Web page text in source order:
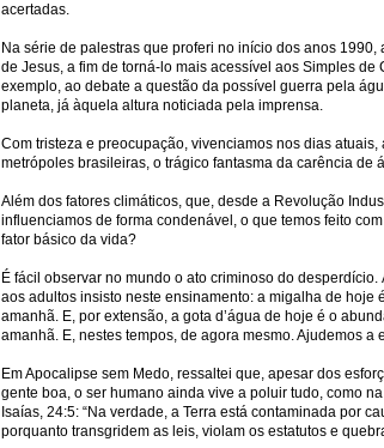
acertadas.
Na série de palestras que proferi no início dos anos 1990,
de Jesus, a fim de torná-lo mais acessível aos Simples de
exemplo, ao debate a questão da possível guerra pela
planeta, já àquela altura noticiada pela imprensa.
Com tristeza e preocupação, vivenciamos nos dias atuais,
metrópoles brasileiras, o trágico fantasma da carência de
Além dos fatores climáticos, que, desde a Revolução
influenciamos de forma condenável, o que temos feito
fator básico da vida?
É fácil observar no mundo o ato criminoso do desperdício.
aos adultos insisto neste ensinamento: a migalha de hoje
amanhã. E, por extensão, a gota d’água de hoje é o
amanhã. E, nestes tempos, de agora mesmo. Ajudemos a
Em Apocalipse sem Medo, ressaltei que, apesar dos
gente boa, o ser humano ainda vive a poluir tudo, como
Isaías, 24:5: “Na verdade, a Terra está contaminada por
porquanto transgridem as leis, violam os estatutos e